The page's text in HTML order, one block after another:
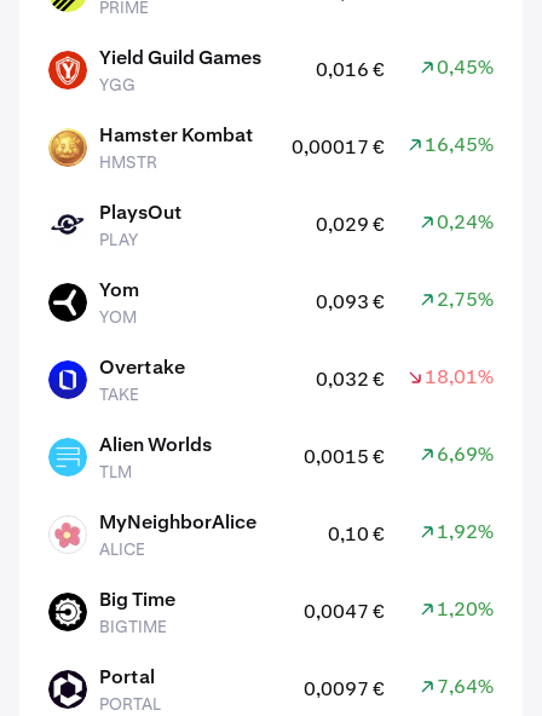
PRIME
YGG Yield Guild Games
YGG
0,016 € 0,45%
HMSTR Hamster Kombat
HMSTR
0,00017 € 16,45%
PLAY PlaysOut
PLAY
0,029 € 0,24%
YOM Yom
YOM
0,093 € 2,75%
Overtake
TAKE
0,032 € 18,01%
TLM Alien Worlds
TLM
0,0015 € 6,69%
ALICE MyNeighborAlice
ALICE
0,10 € 1,92%
BIGTIME Big Time
BIGTIME
0,0047 € 1,20%
PORTAL Portal
PORTAL
0,0097 € 7,64%